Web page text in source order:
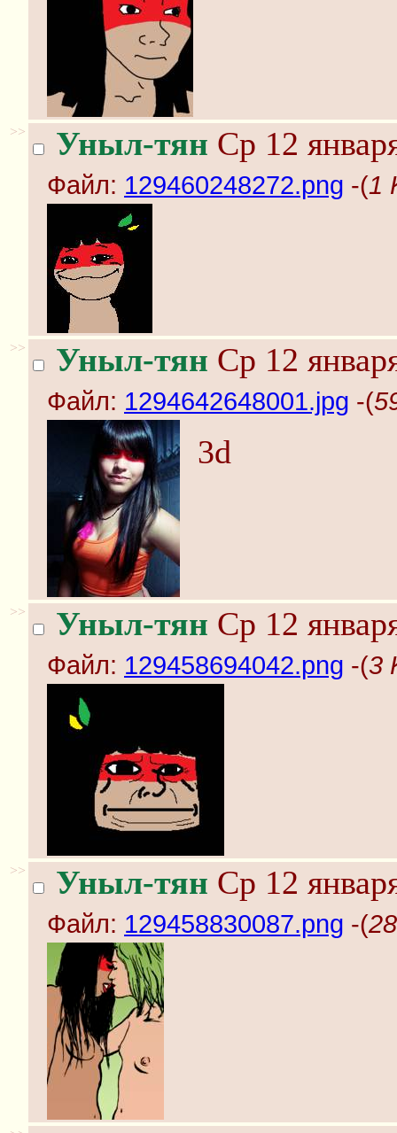
>> Уныл-тян Ср 12
Файл: 129460248272.png -(1
>> Уныл-тян Ср 12
Файл: 1294642648001.jpg -(
3d
>> Уныл-тян Ср 12
Файл: 129458694042.png -(3
>> Уныл-тян Ср 12
Файл: 129458830087.png -(